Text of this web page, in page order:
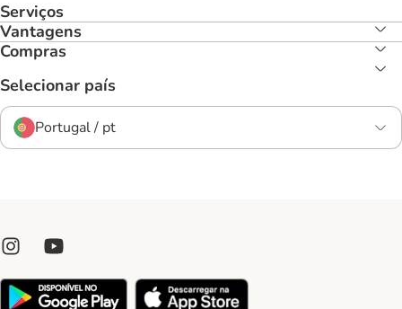
Serviços
Vantagens
Compras
Selecionar país
Portugal / pt